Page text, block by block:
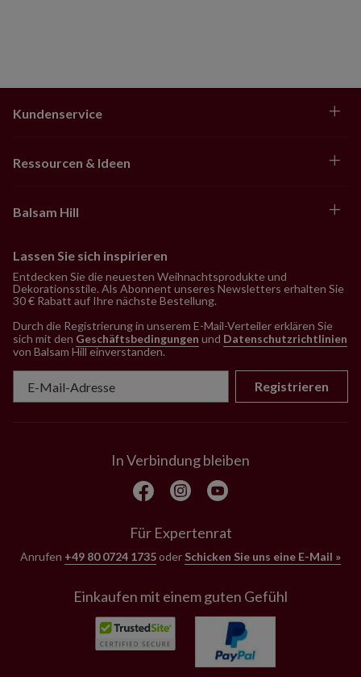
Kundenservice
Ressourcen & Ideen
Balsam Hill
Lassen Sie sich inspirieren
Entdecken Sie die neuesten Weihnachtsprodukte und
Dekorationsstile. Als Abonnent unseres Newsletters erhalten Sie
30 € Rabatt auf Ihre nächste Bestellung.
Durch die Registrierung in unserem E-Mail-Verteiler erklären Sie
sich mit den Geschäftsbedingungen und Datenschutzrichtlinien
von Balsam Hill einverstanden.
Registrieren
In Verbindung bleiben
Für Expertenrat
Anrufen +49 80 0724 1735oder Schicken Sie uns eine E-Mail »
Einkaufen mit einem guten Gefühl